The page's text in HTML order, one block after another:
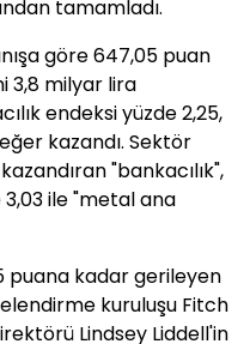
tamamladı.
göre 647,05 puan
3,8 milyar lira
endeksi yüzde 2,25,
kazandı. Sektör
"bankacılık",
ile "metal ana
puana kadar gerileyen
kuruluşu Fitch
Lindsey Liddell'in